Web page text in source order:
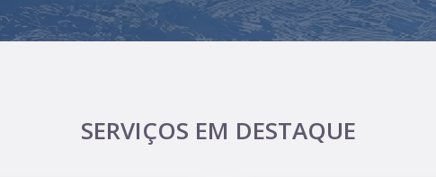
SERVIÇOS EM DESTAQUE